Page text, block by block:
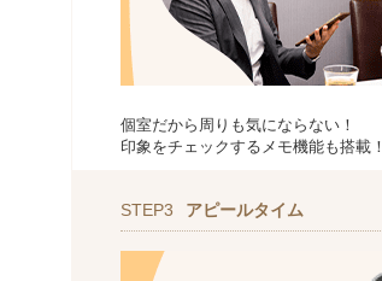
個室だから周りも気にならない！
印象をチェックするメモ機能も搭載！
STEP3 アピールタイム